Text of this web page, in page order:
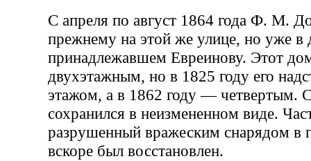
С апреля по август 1864 года Ф. М.
прежнему на этой же улице, но уже
принадлежавшем Евреинову. Этот
двухэтажным, но в 1825 году его
этажом, а в 1862 году — четвертым.
сохранился в неизмененном виде.
разрушенный вражеским снарядом в
вскоре был восстановлен.